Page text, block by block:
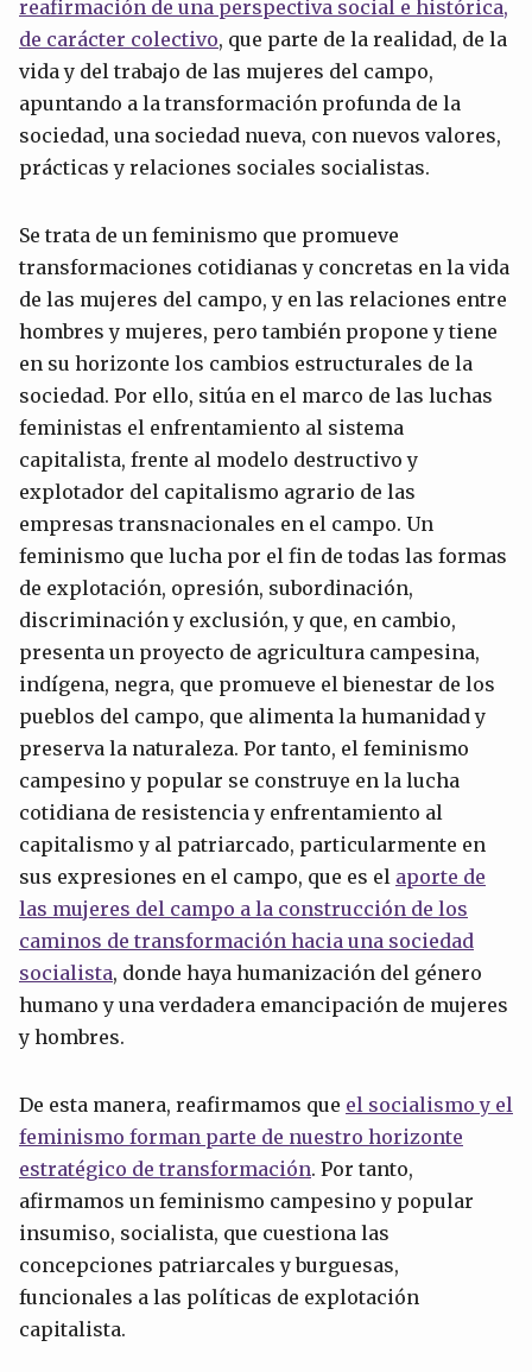
reafirmación de una perspectiva social e histórica,
de carácter colectivo, que parte de la realidad, de la
vida y del trabajo de las mujeres del campo,
apuntando a la transformación profunda de la
sociedad, una sociedad nueva, con nuevos valores,
prácticas y relaciones sociales socialistas.
Se trata de un feminismo que promueve
transformaciones cotidianas y concretas en la vida
de las mujeres del campo, y en las relaciones entre
hombres y mujeres, pero también propone y tiene
en su horizonte los cambios estructurales de la
sociedad. Por ello, sitúa en el marco de las luchas
feministas el enfrentamiento al sistema
capitalista, frente al modelo destructivo y
explotador del capitalismo agrario de las
empresas transnacionales en el campo. Un
feminismo que lucha por el fin de todas las formas
de explotación, opresión, subordinación,
discriminación y exclusión, y que, en cambio,
presenta un proyecto de agricultura campesina,
indígena, negra, que promueve el bienestar de los
pueblos del campo, que alimenta la humanidad y
preserva la naturaleza. Por tanto, el feminismo
campesino y popular se construye en la lucha
cotidiana de resistencia y enfrentamiento al
capitalismo y al patriarcado, particularmente en
sus expresiones en el campo, que es el aporte de
las mujeres del campo a la construcción de los
caminos de transformación hacia una sociedad
socialista, donde haya humanización del género
humano y una verdadera emancipación de mujeres
y hombres.
De esta manera, reafirmamos que el socialismo y el
feminismo forman parte de nuestro horizonte
estratégico de transformación. Por tanto,
afirmamos un feminismo campesino y popular
insumiso, socialista, que cuestiona las
concepciones patriarcales y burguesas,
funcionales a las políticas de explotación
capitalista.